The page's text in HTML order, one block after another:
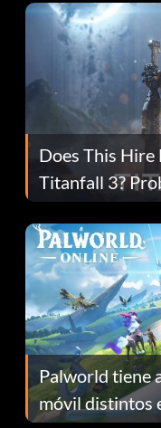
Does This
Titanfall 3?
Fans Are
Palworld tiene
móvil distintos